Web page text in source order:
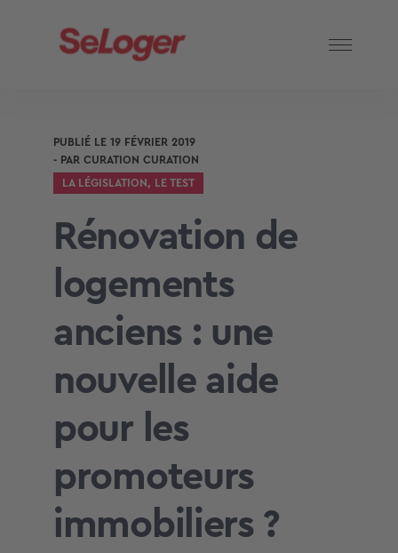
PUBLIÉ LE 19 FÉVRIER 2019
- PAR CURATION CURATION
LA LÉGISLATION, LE TEST
Rénovation de
logements
anciens : une
nouvelle aide
pour les
promoteurs
immobiliers ?